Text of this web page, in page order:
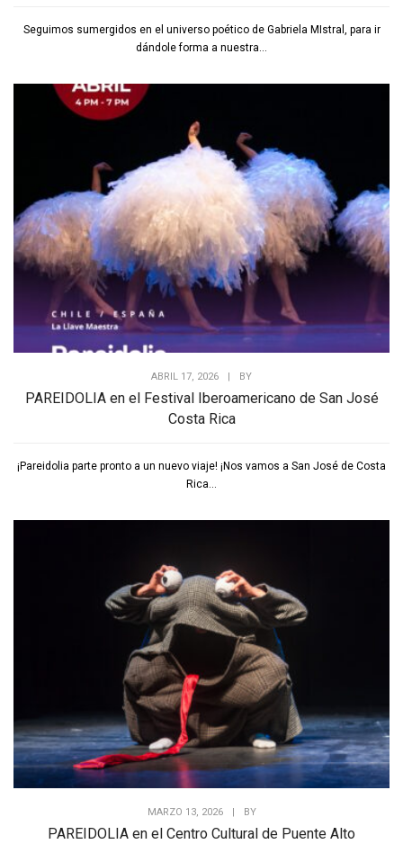
Seguimos sumergidos en el universo poético de Gabriela MIstral, para ir
dándole forma a nuestra...
ABRIL 17, 2026 | BY
PAREIDOLIA en el Festival Iberoamericano de San José
Costa Rica
¡Pareidolia parte pronto a un nuevo viaje! ¡Nos vamos a San José de Costa
Rica...
MARZO 13, 2026 BY
PAREIDOLIA en el Centro Cultural de Puente Alto